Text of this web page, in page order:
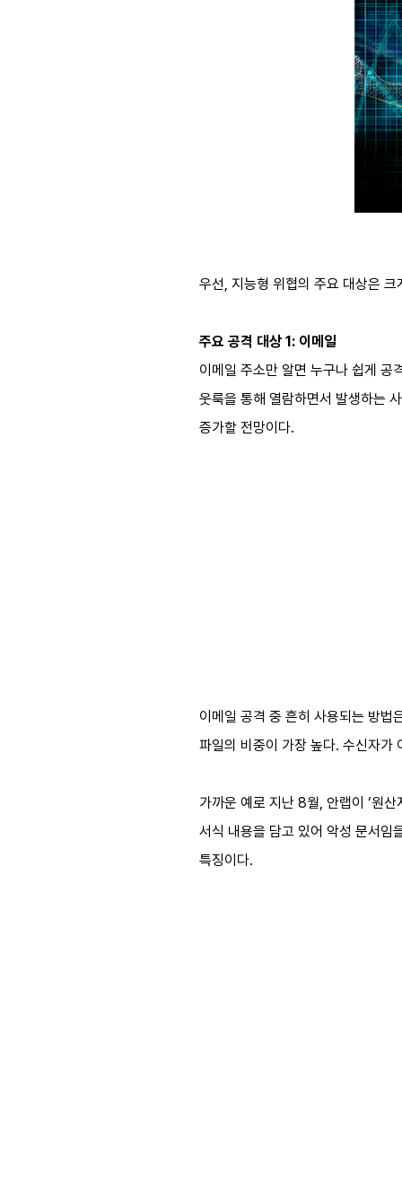
우선, 지능형 위협의 주요 대상은
주요 공격 대상 1: 이메일
이메일 주소만 알면 누구나 쉽게 공
웃룩을 통해 열람하면서 발생하는
증가할 전망이다.
이메일 공격 중 흔히 사용되는 방
파일의 비중이 가장 높다. 수신자가
가까운 예로 지난 8월, 안랩이 ‘원
서식 내용을 담고 있어 악성 문서임
특징이다.